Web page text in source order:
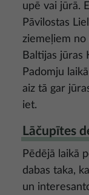
upē vai jūrā.
Pāvilostas
ziemeļiem no
Baltijas jūras
Padomju
aiz tā gar
iet.
Lāčupītes
Pēdējā laikā
dabas taka,
un